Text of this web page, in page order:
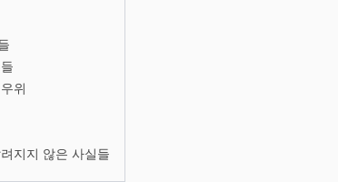
위
지지 않은 사실들